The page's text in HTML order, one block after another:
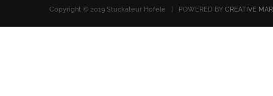
Copyright © 2019 Stuckateur Hofele | POWERED BYCREATIVE